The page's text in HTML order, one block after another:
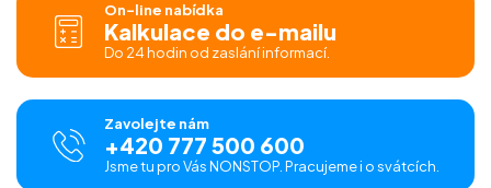
On-line nabídka
Kalkulace do e-mailu
Do 24 hodin od zaslání informací.
Zavolejte nám
+420 777 500 600
Jsme tu pro Vás NONSTOP. Pracujeme i o svátcích.